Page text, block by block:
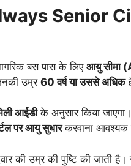
Senior
बस पास के लिए आयु सीमा
उम्र 60 वर्ष या उससे अधिक
आईडीके अनुसार किया
पर आयु सुधारकरवाना आवश्यक
की उम्र की पुष्टि की जाती